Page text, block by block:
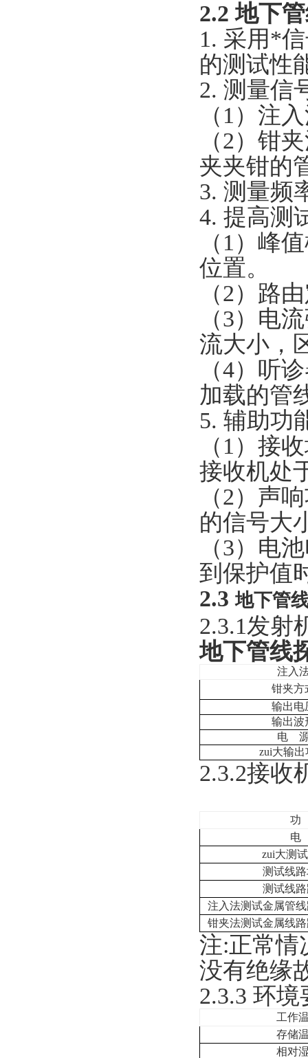
2.2地下
1. 采用*
的测试性
2. 测量信
（ 1 ）注
（2）钳
夹夹钳的
3. 测量频
4. 提高测
（ 1 ）峰
位置。
（2）路
（3）电
流大小，
（4）听
加载的管
5. 辅助功
（ 1 ）接
接收机处
（2）声
的信号大
（3）电
到保护值
2.3地下管
2.3.1发射
地下管线
注入
钳夹方
输出电
输出波
电
zui大输出
2.3.2接收
功
电
zui大测
测试线
测试线
注入法测试金属管
钳夹法测试金属线
注:正常情
没有绝缘
2.3.3 环境
工作
存储
相对